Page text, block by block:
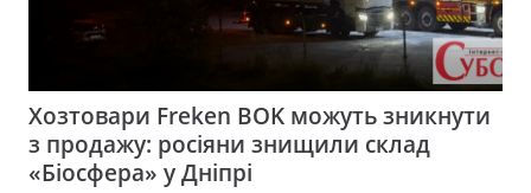
Хозтовари Freken BOK можуть зникнути
з продажу: росіяни знищили склад
«Біосфера» у Дніпрі